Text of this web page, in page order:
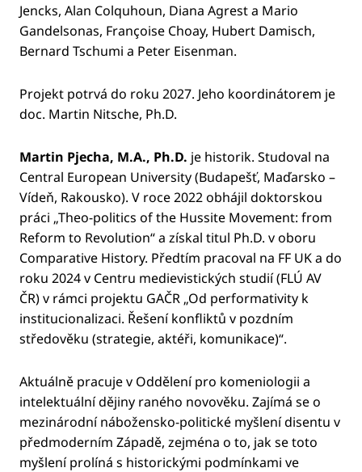
Jencks, Alan Colquhoun, Diana Agrest a Mario
Gandelsonas, Françoise Choay, Hubert Damisch,
Bernard Tschumi a Peter Eisenman.
Projekt potrvá do roku 2027. Jeho koordinátorem je
doc. Martin Nitsche, Ph.D.
Martin Pjecha, M.A., Ph.D. je historik. Studoval na
Central European University (Budapešť, Maďarsko –
Vídeň, Rakousko). V roce 2022 obhájil doktorskou
práci „Theo-politics of the Hussite Movement: from
Reform to Revolution“ a získal titul Ph.D. v oboru
Comparative History. Předtím pracoval na FF UK a do
roku 2024 v Centru medievistických studií (FLÚ AV
ČR) v rámci projektu GAČR „Od performativity k
institucionalizaci. Řešení konfliktů v pozdním
středověku (strategie, aktéři, komunikace)“.
Aktuálně pracuje v Oddělení pro komeniologii a
intelektuální dějiny raného novověku. Zajímá se o
mezinárodní nábožensko-politické myšlení disentu v
předmoderním Západě, zejména o to, jak se toto
myšlení prolíná s historickými podmínkami ve